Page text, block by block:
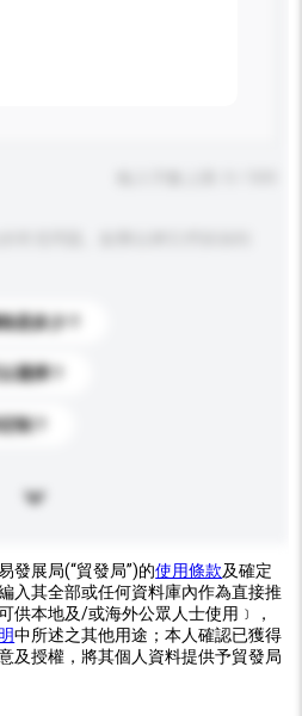
是多少？
選擇？
制？
發展局(“貿發局”)的使用條款及確定
入其全部或任何資料庫內作為直接推
供本地及/或海外公眾人士使用﹞，
中所述之其他用途；本人確認已獲得
及授權，將其個人資料提供予貿發局